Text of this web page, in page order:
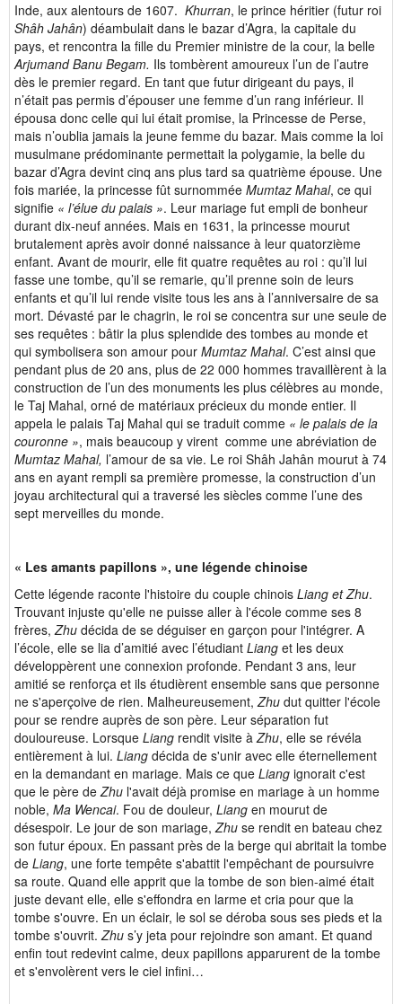
Inde, aux alentours de 1607. Khurran, le prince héritier (futur roi
Shâh Jahân) déambulait dans le bazar d’Agra, la capitale du
pays, et rencontra la fille du Premier ministre de la cour, la belle
Arjumand Banu Begam. Ils tombèrent amoureux l’un de l’autre
dès le premier regard. En tant que futur dirigeant du pays, il
n’était pas permis d’épouser une femme d’un rang inférieur. Il
épousa donc celle qui lui était promise, la Princesse de Perse,
mais n’oublia jamais la jeune femme du bazar. Mais comme la loi
musulmane prédominante permettait la polygamie, la belle du
bazar d’Agra devint cinq ans plus tard sa quatrième épouse. Une
fois mariée, la princesse fût surnommée Mumtaz Mahal, ce qui
signifie « l’élue du palais ». Leur mariage fut empli de bonheur
durant dix-neuf années. Mais en 1631, la princesse mourut
brutalement après avoir donné naissance à leur quatorzième
enfant. Avant de mourir, elle fit quatre requêtes au roi : qu’il lui
fasse une tombe, qu’il se remarie, qu’il prenne soin de leurs
enfants et qu’il lui rende visite tous les ans à l’anniversaire de sa
mort. Dévasté par le chagrin, le roi se concentra sur une seule de
ses requêtes : bâtir la plus splendide des tombes au monde et
qui symbolisera son amour pour Mumtaz Mahal. C’est ainsi que
pendant plus de 20 ans, plus de 22 000 hommes travaillèrent à la
construction de l’un des monuments les plus célèbres au monde,
le Taj Mahal, orné de matériaux précieux du monde entier. Il
appela le palais Taj Mahal qui se traduit comme « le palais de la
couronne », mais beaucoup y virent comme une abréviation de
Mumtaz Mahal, l’amour de sa vie. Le roi Shâh Jahân mourut à 74
ans en ayant rempli sa première promesse, la construction d’un
joyau architectural qui a traversé les siècles comme l’une des
sept merveilles du monde.
« Les amants papillons », une légende chinoise
Cette légende raconte l'histoire du couple chinois Liang et Zhu.
Trouvant injuste qu'elle ne puisse aller à l'école comme ses 8
frères,Zhu décida de se déguiser en garçon pour l'intégrer. A
l’école, elle se lia d’amitié avec l’étudiant Liang et les deux
développèrent une connexion profonde. Pendant 3 ans, leur
amitié se renforça et ils étudièrent ensemble sans que personne
ne s'aperçoive de rien. Malheureusement,Zhu dut quitter l'école
pour se rendre auprès de son père. Leur séparation fut
douloureuse. Lorsque Liang rendit visite àZhu, elle se révéla
entièrement à lui. Liang décida de s'unir avec elle éternellement
en la demandant en mariage. Mais ce que Liang ignorait c'est
que le père deZhu l'avait déjà promise en mariage à un homme
noble, Ma Wencai. Fou de douleur, Liang en mourut de
désespoir. Le jour de son mariage,Zhu se rendit en bateau chez
son futur époux. En passant près de la berge qui abritait la tombe
de Liang, une forte tempête s'abattit l'empêchant de poursuivre
sa route. Quand elle apprit que la tombe de son bien-aimé était
juste devant elle, elle s'effondra en larme et cria pour que la
tombe s'ouvre. En un éclair, le sol se déroba sous ses pieds et la
tombe s'ouvrit.Zhu s’y jeta pour rejoindre son amant. Et quand
enfin tout redevint calme, deux papillons apparurent de la tombe
et s'envolèrent vers le ciel infini…